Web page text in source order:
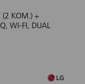
(2 KOM.) +
WI-FI, DUAL